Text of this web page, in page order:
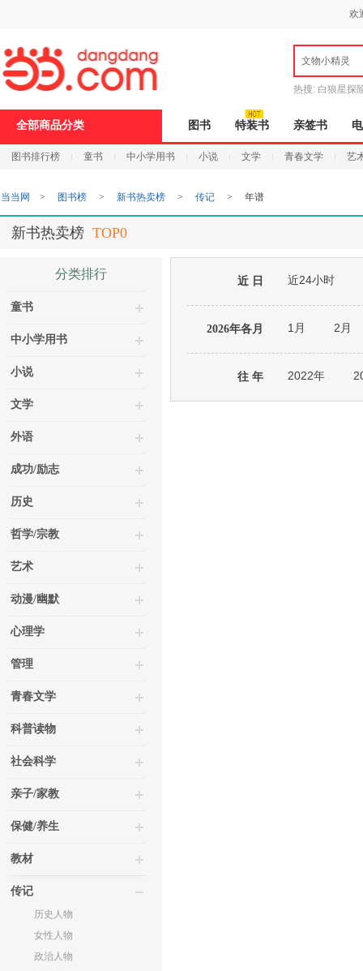
欢
文物小精灵
热搜: 白狼星探
全部商品分类 图书 特装书 亲签书
图书排行榜 童书 中小学用书 小说 文学 青春文学 艺
当当网 > 图书榜 > 新书热卖榜 > 传记 > 年谱
新书热卖榜 TOP0
分类排行
童书
中小学用书
小说
文学
外语
成功/励志
历史
哲学/宗教
艺术
动漫/幽默
心理学
管理
青春文学
科普读物
社会科学
亲子/家教
保健/养生
教材
传记
历史人物
女性人物
政治人物
近 日 近24小时
2026年各月 1月 2月
往 年 2022年
打
开
无
障
页
加